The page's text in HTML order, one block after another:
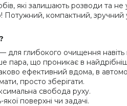
які залишають розводи та не
компактний, зручний у
глибокого очищення навіть
пара, що проникає в
ефективний вдома, в
просто зберігати.
свобода руху.
поверхні чи задачі.